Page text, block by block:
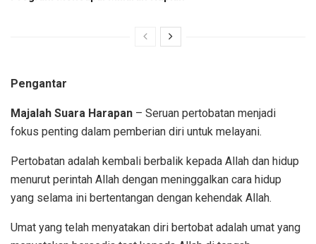
Pengantar
Majalah Suara Harapan – Seruan pertobatan menjadi
fokus penting dalam pemberian diri untuk melayani.
Pertobatan adalah kembali berbalik kepada Allah dan hidup
menurut perintah Allah dengan meninggalkan cara hidup
yang selama ini bertentangan dengan kehendak Allah.
Umat yang telah menyatakan diri bertobat adalah umat yang